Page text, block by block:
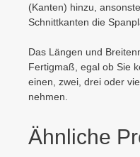
(Kanten) hinzu,
Schnittkanten die
Das Längen und
Fertigmaß, egal ob Sie
einen, zwei, drei oder
nehmen.
Ähnliche